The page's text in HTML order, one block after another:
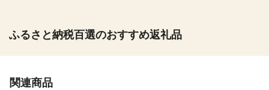
ふるさと納税百選のおすすめ返礼品
関連商品